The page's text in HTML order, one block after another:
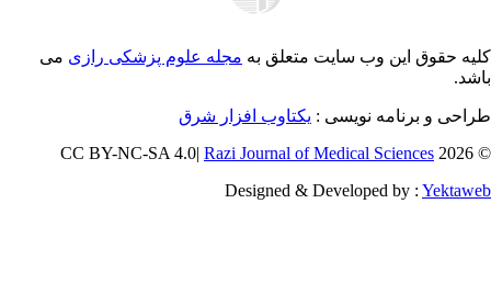
حقوق این وب سایت متعلق بهمجله علوم پزشکی رازی می
و برنامه نویسی : یکتاوب افزار شرق
©
Razi Journal of Medical Sciences
Designed & Developed by :